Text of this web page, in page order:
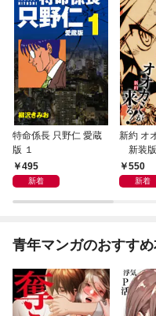
特命係長 只野仁 愛蔵
版 １
495
新着
新約 オ
新装
550
新着
青年マンガのおすす